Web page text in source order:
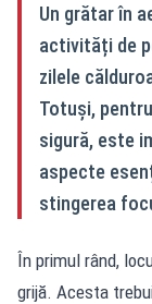
Un grătar în
activități de
zilele
Totuși,
sigură, este
aspecte
stingerea
În primul rând,
grijă. Acesta